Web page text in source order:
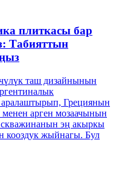
плиткасы бар
Табияттын
таш дизайнынын
аралаштырып, Грециянын
арген мозаачынын
скважинанын эң акыркы
кооздук жыйнагы. Бул